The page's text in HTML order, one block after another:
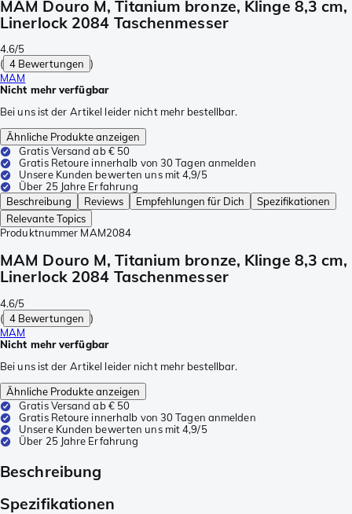
MAM Douro M, Titanium bronze, Klinge 8,3 cm,
Linerlock 2084 Taschenmesser
4.6/5
( 4 Bewertungen )
MAM
Nicht mehr verfügbar
Bei uns ist der Artikel leider nicht mehr bestellbar.
Ähnliche Produkte anzeigen
Gratis Versand ab € 50
Gratis Retoure innerhalb von 30 Tagen anmelden
Unsere Kunden bewerten uns mit 4,9/5
Über 25 Jahre Erfahrung
Beschreibung
Reviews Empfehlungen für Dich
Spezifikationen
Relevante Topics
Produktnummer MAM2084
MAM Douro M, Titanium bronze, Klinge 8,3 cm,
Linerlock 2084 Taschenmesser
4.6/5
( 4 Bewertungen )
MAM
Nicht mehr verfügbar
Bei uns ist der Artikel leider nicht mehr bestellbar.
Ähnliche Produkte anzeigen
Gratis Versand ab € 50
Gratis Retoure innerhalb von 30 Tagen anmelden
Unsere Kunden bewerten uns mit 4,9/5
Über 25 Jahre Erfahrung
Beschreibung
Spezifikationen